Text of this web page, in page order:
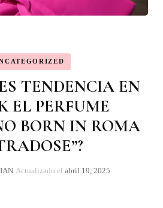
TENDENCIA EN
EL PERFUME
BORN IN ROMA
Actualizado el abril 19, 2025